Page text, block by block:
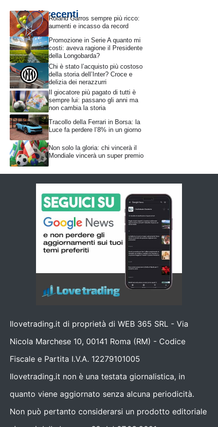
Articoli recentiRoland Garros sempre più ricco:
aumenti e incasso da record
Promozione in Serie A quanto mi
costi: aveva ragione il Presidente
della Longobarda?
Chi è stato l’acquisto più costoso
della storia dell’Inter? Croce e
delizia dei nerazzurri
Il giocatore più pagato di tutti è
sempre lui: passano gli anni ma
non cambia la storia
Tracollo della Ferrari in Borsa: la
Luce fa perdere l’8% in un giorno
Non solo la gloria: chi vincerà il
Mondiale vincerà un super premio
Ilovetrading.it di proprietà di WEB 365 SRL - Via
Nicola Marchese 10, 00141 Roma (RM) - Codice
Fiscale e Partita I.V.A. 12279101005
Ilovetrading.it non è una testata giornalistica, in
quanto viene aggiornato senza alcuna periodicità.
Non può pertanto considerarsi un prodotto editoriale